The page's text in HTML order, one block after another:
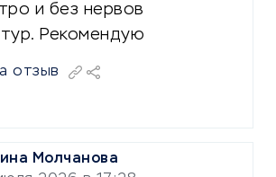
и без нервов
Рекомендую
отзыв
Молчанова